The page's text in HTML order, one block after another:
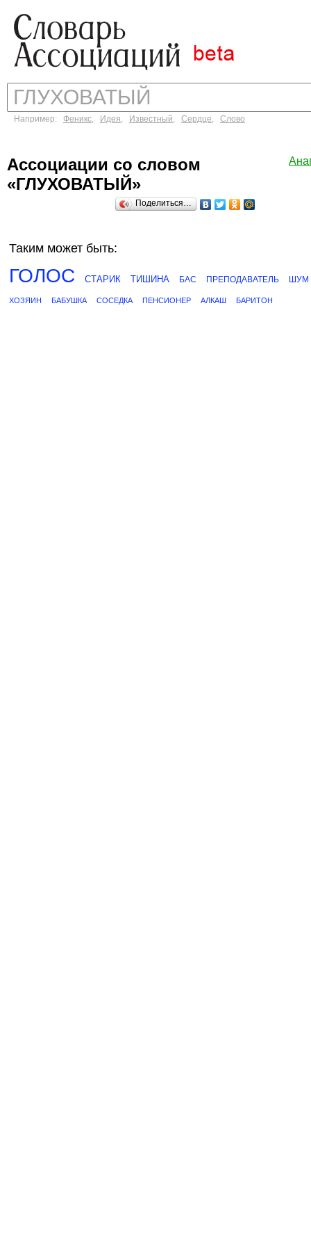
Например: Феникс, Идея, Известный, Сердце, Слово
Ассоциации со словом
«ГЛУХОВАТЫЙ»
Поделиться…
Таким может быть:
ГОЛОС СТАРИК ТИШИНА БАС ПРЕПОДАВАТЕЛЬ ШУМ
ХОЗЯИН БАБУШКА СОСЕДКА ПЕНСИОНЕР АЛКАШ БАРИТОН